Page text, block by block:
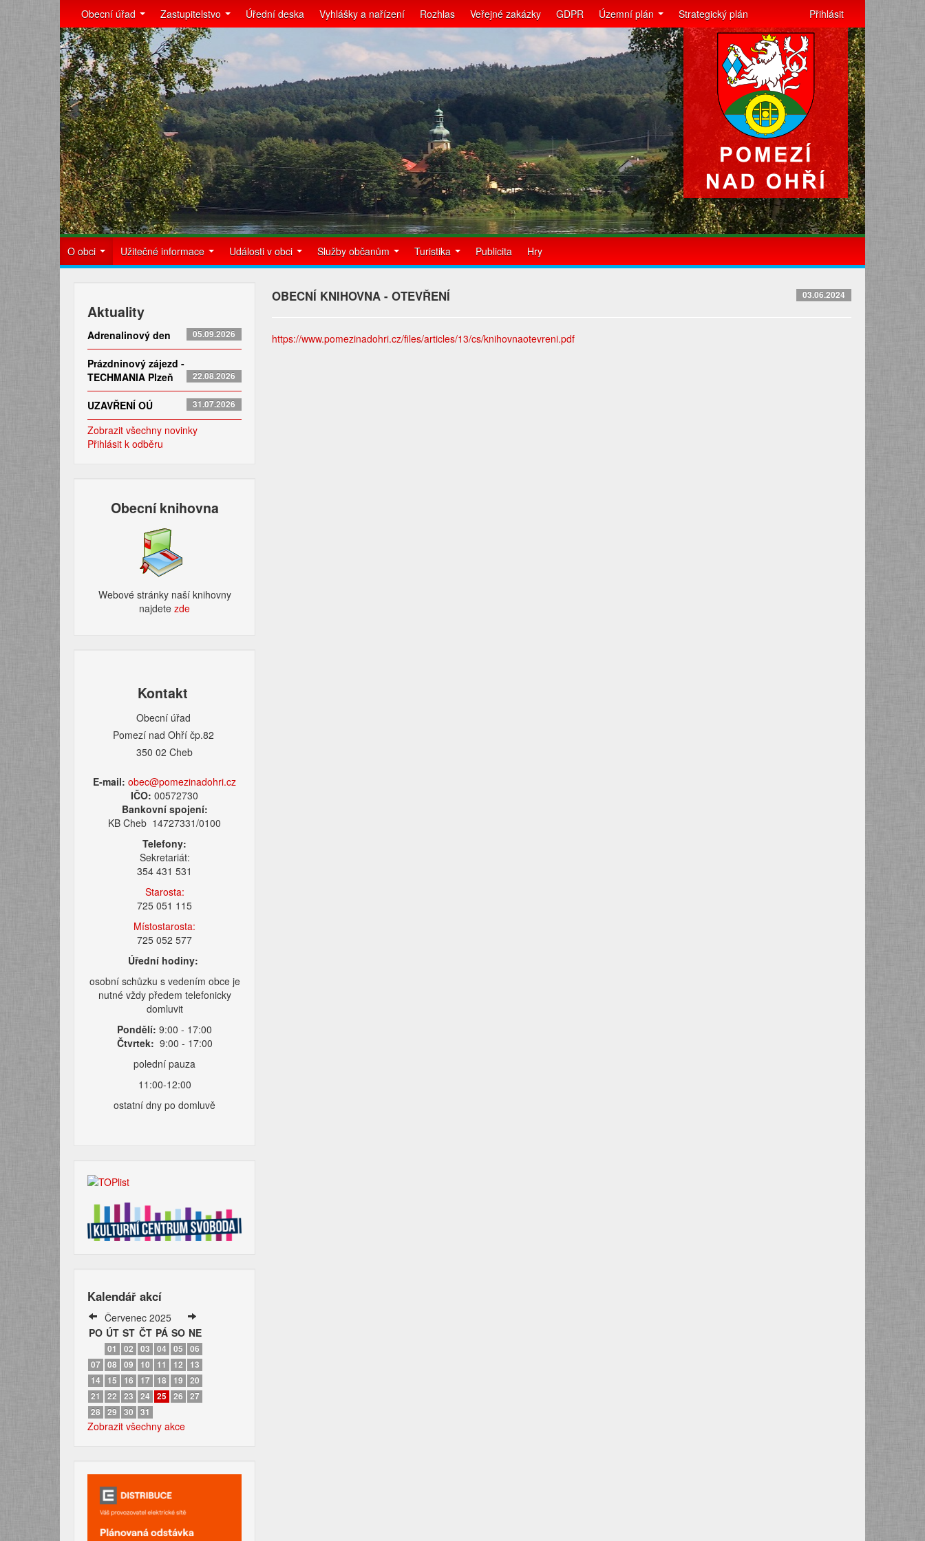
Obecní úřad Zastupitelstvo Úřední deska Vyhlášky a nařízení Rozhlas Veřejné zakázky GDPR Územní plán Strategický plán Přihlásit
O obci Užitečné informace Události v obci Služby občanům Turistika Publicita Hry
Aktuality
Adrenalinový den 05.09.2026
Prázdninový zájezd -
TECHMANIA Plzeň
22.08.2026
UZAVŘENÍ OÚ 31.07.2026
Zobrazit všechny novinky
Přihlásit k odběru
Obecní knihovna
Webové stránky naší knihovny
najdetezde​
Kontakt
Obecní úřad
Pomezí nad Ohří čp.82
350 02 Cheb
E-mail: obec@pomezinadohri.cz
IČO:00572730
Bankovní spojení:
KB Cheb 14727331/0100
Telefony:
Sekretariát:
354 431 531
Starosta:
725 051 115
Místostarosta:
725 052 577
Úřední hodiny:
osobní schůzku s vedením obce je
nutné vždy předem telefonicky
domluvit
Pondělí: 9:00 - 17:00
Čtvrtek: 9:00 - 17:00
polední pauza
11:00-12:00
ostatní dny po domluvě
Kalendář akcí
Červenec 2025
PO ÚT ST ČT PÁ SO NE
01 02 03 04 05
06
07 08 09 10 11 12
13
14
15 16 17 18 19
20
21
22 23 24 25 26
27
28
29 30 31
Zobrazit všechny akce
OBECNÍ KNIHOVNA - OTEVŘENÍ 03.06.2024
https://www.pomezinadohri.cz/files/articles/13/cs/knihovnaotevreni.pdf